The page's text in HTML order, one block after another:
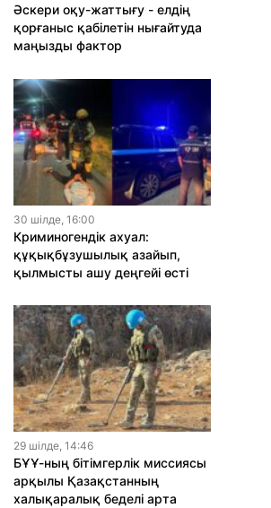
Әскери оқу-жаттығу - елдің
қорғаныс қабілетін нығайтуда
маңызды фактор
30 шiлде, 16:00
Криминогендік ахуал:
құқықбұзушылық азайып,
қылмысты ашу деңгейі өсті
29 шiлде, 14:46
БҰҰ-ның бітімгерлік миссиясы
арқылы Қазақстанның
халықаралық беделі арта